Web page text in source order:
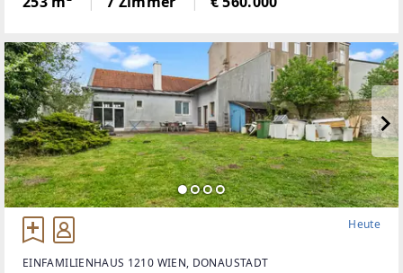
Form und bietet außergewöhnlich vielseitige
Heute
EINFAMILIENHAUS 1210 WIEN, DONAUSTADT